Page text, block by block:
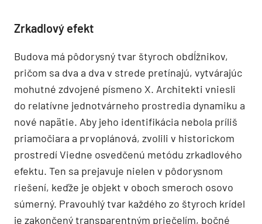
Zrkadlový efekt
Budova má pôdorysný tvar štyroch obdĺžnikov,
pričom sa dva a dva v strede pretínajú, vytvárajúc
mohutné zdvojené písmeno X. Architekti vniesli
do relatívne jednotvárneho prostredia dynamiku a
nové napätie. Aby jeho identifikácia nebola príliš
priamočiara a prvoplánová, zvolili v historickom
prostredí Viedne osvedčenú metódu zrkadlového
efektu. Ten sa prejavuje nielen v pôdorysnom
riešení, keďže je objekt v oboch smeroch osovo
súmerný. Pravouhlý tvar každého zo štyroch krídel
je zakončený transparentným priečelím, bočné